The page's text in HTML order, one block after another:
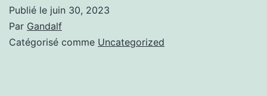
Publié le juin 30, 2023
Par Gandalf
Catégorisé comme Uncategorized